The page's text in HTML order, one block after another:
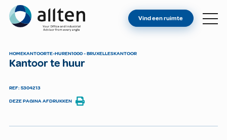
Allten
VIND EEN RUIMTE
Vind een ruimte
HOMEKANTOORTE-HUREN1000 - BRUXELLESKANTOOR
Kantoor te huur
REF: 5304213
DEZE PAGINA AFDRUKKEN